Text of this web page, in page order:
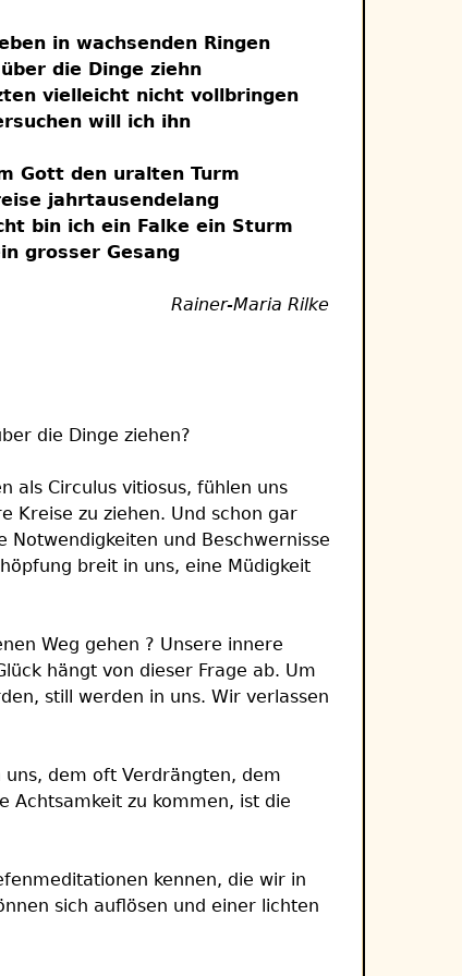
in wachsenden Ringen
die Dinge ziehn
vielleicht nicht vollbringen
will ich ihn
Gott den uralten Turm
jahrtausendelang
bin ich ein Falke ein Sturm
grosser Gesang
Rainer-Maria Rilke
die Dinge ziehen?
als Circulus vitiosus, fühlen uns
Kreise zu ziehen. Und schon gar
und Beschwernisse
breit in uns, eine Müdigkeit
Weg gehen ? Unsere innere
hängt von dieser Frage ab. Um
still werden in uns. Wir verlassen
dem oft Verdrängten, dem
Achtsamkeit zu kommen, ist die
kennen, die wir in
sich auflösen und einer lichten